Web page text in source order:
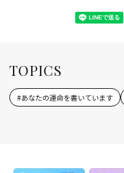
TOPICS
#あなたの運命を書いています